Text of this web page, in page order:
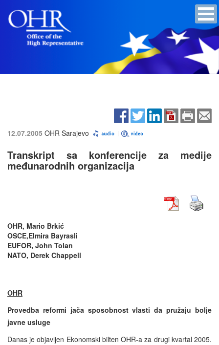
12.07.2005 OHR Sarajevo
Transkript sa konferencije za medije
međunarodnih organizacija
OHR, Mario Brkić
OSCE,Elmira Bayrasli
EUFOR, John Tolan
NATO, Derek Chappell
OHR
Provedba reformi jača sposobnost vlasti da pružaju bolje
javne usluge
Danas je objavljen Ekonomski bilten OHR-a za drugi kvartal 2005.